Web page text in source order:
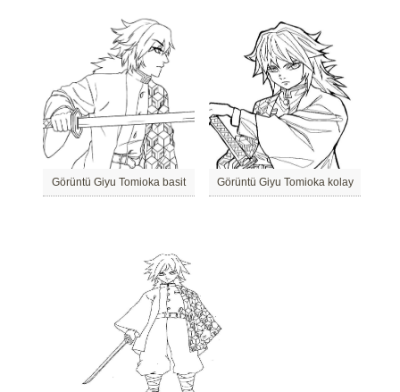
Görüntü Giyu Tomioka basit Görüntü Giyu Tomioka kolay